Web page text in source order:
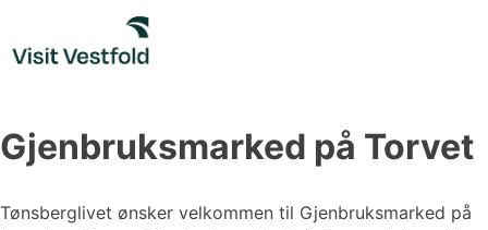
content
Gjenbruksmarked på Torvet
Tønsberglivet ønsker velkommen til Gjenbruksmarked på